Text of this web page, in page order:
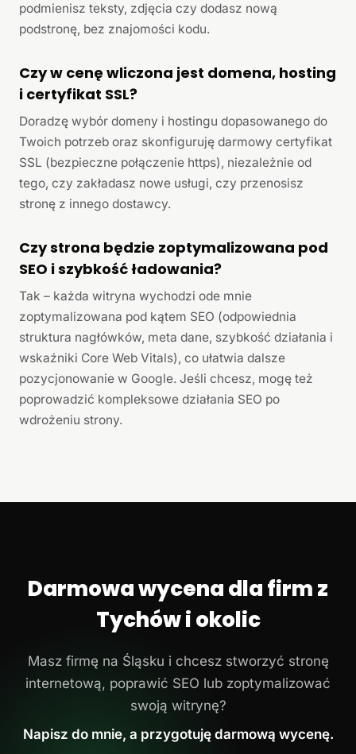
podmienisz teksty, zdjęcia czy dodasz nową
podstronę, bez znajomości kodu.
Czy w cenę wliczona jest domena, hosting
i certyfikat SSL?
Doradzę wybór domeny i hostingu dopasowanego do
Twoich potrzeb oraz skonfiguruję darmowy certyfikat
SSL (bezpieczne połączenie https), niezależnie od
tego, czy zakładasz nowe usługi, czy przenosisz
stronę z innego dostawcy.
Czy strona będzie zoptymalizowana pod
SEO i szybkość ładowania?
Tak – każda witryna wychodzi ode mnie
zoptymalizowana pod kątem SEO (odpowiednia
struktura nagłówków, meta dane, szybkość działania i
wskaźniki Core Web Vitals), co ułatwia dalsze
pozycjonowanie w Google. Jeśli chcesz, mogę też
poprowadzić kompleksowe działania SEO po
wdrożeniu strony.
Darmowa wycena dla firm z
Tychów i okolic
Masz firmę na Śląsku i chcesz stworzyć stronę
internetową, poprawić SEO lub zoptymalizować
swoją witrynę?
Napisz do mnie, a przygotuję darmową wycenę.